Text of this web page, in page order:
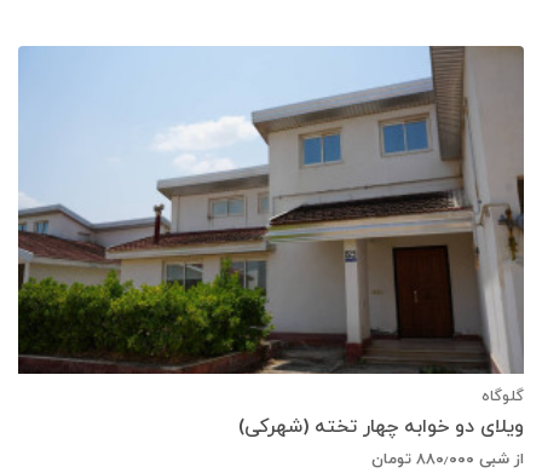
گلوگاه
ویلای دو خوابه چهار تخته (شهرکی)
از شبی ۸۸۰٫۰۰۰ تومان